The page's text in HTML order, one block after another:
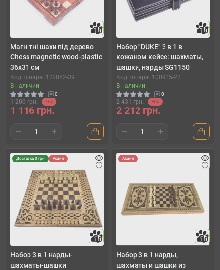
10
Магнітні шахи під дерево
Chess magnetic wood-plastic
36x31 см
Код товара: 122052-39
В наличии
0
1 200 грн. -7%
1 116 грн.
10
Набор "DUKE" 3 в 1 в
кожаном кейсе: шахматы,
шашки, нарды SG1150
Код товара: 100915-22
В наличии
0
2 431 грн. -9%
2 212 грн.
Доставка 0 грн Акция
10
Набор 3 в 1 нарды-
шахматы-шашки
Акция
10
Набор 3 в 1 нарды,
шахматы и шашки из